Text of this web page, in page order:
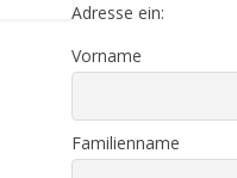
Adresse ein:
Vorname
Familienname